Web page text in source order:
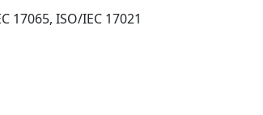
17065, ISO/IEC 17021